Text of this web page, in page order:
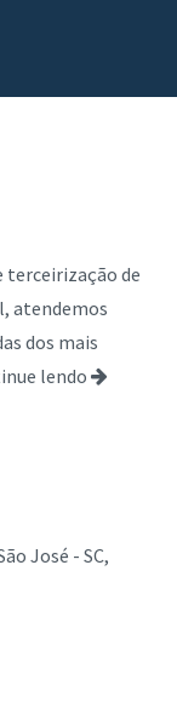
terceirização de
atendemos
dos mais
lendo
José - SC,